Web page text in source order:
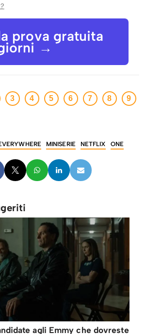
prova gratuita
→
3 4 5 6 7 8 9
MINISERIE NETFLIX ONE
agli Emmy che dovreste